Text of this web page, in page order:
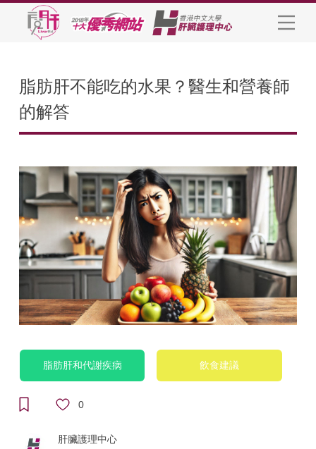
脂肪肝不能吃的水果？醫生和營養師
的解答
脂肪肝和代謝疾病 飲食建議
0
肝臟護理中心